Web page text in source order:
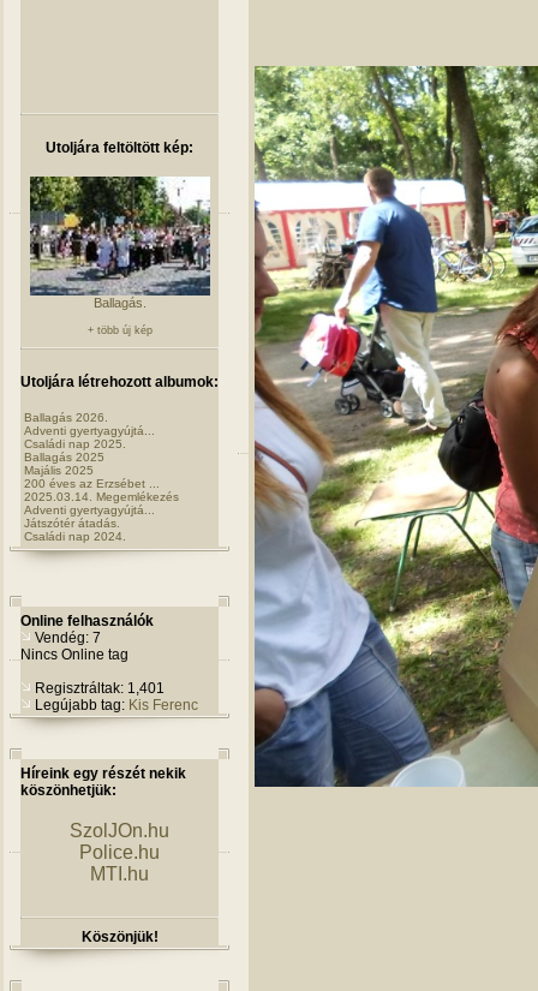
Utoljára feltöltött kép:
Ballagás.
+ több új kép
Utoljára létrehozott albumok:
Ballagás 2026.
Adventi gyertyagyújtá...
Családi nap 2025.
Ballagás 2025
Majális 2025
200 éves az Erzsébet ...
2025.03.14. Megemlékezés
Adventi gyertyagyújtá...
Játszótér átadás.
Családi nap 2024.
Online felhasználók
Vendég: 7
Nincs Online tag
Regisztráltak: 1,401
Legújabb tag: Kis Ferenc
Híreink egy részét nekik
köszönhetjük:
SzolJOn.hu
Police.hu
MTI.hu
Köszönjük!